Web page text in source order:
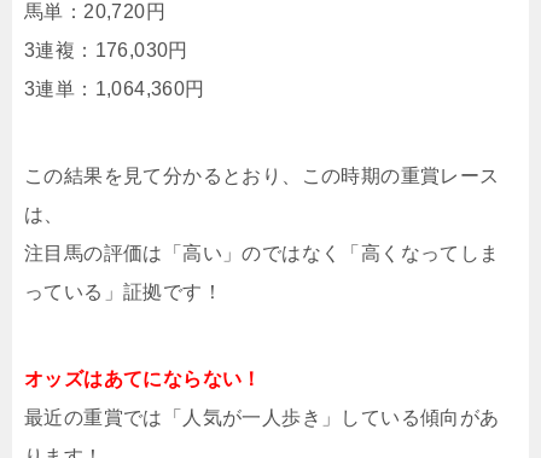
馬単：20,720円
3連複：176,030円
3連単：1,064,360円
この結果を見て分かるとおり、この時期の重賞レース
は、
注目馬の評価は「高い」のではなく「高くなってしま
っている」証拠です！
オッズはあてにならない！
最近の重賞では「人気が一人歩き」している傾向があ